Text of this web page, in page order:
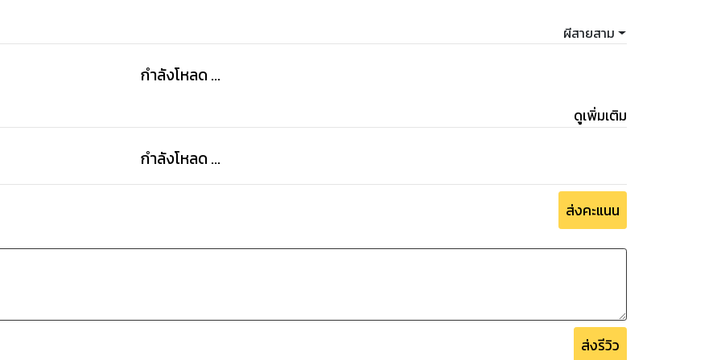
ผีสายสาม
กำลังโหลด ...
ดูเพิ่มเติม
กำลังโหลด ...
ส่งคะแนน
ส่งรีวิว